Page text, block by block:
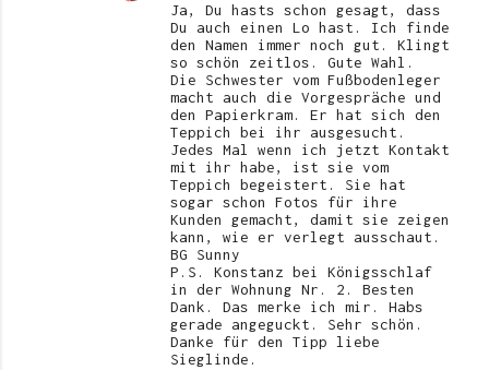
Ja, Du hasts schon gesagt, dass
Du auch einen Lo hast. Ich finde
den Namen immer noch gut. Klingt
so schön zeitlos. Gute Wahl.
Die Schwester vom Fußbodenleger
macht auch die Vorgespräche und
den Papierkram. Er hat sich den
Teppich bei ihr ausgesucht.
Jedes Mal wenn ich jetzt Kontakt
mit ihr habe, ist sie vom
Teppich begeistert. Sie hat
sogar schon Fotos für ihre
Kunden gemacht, damit sie zeigen
kann, wie er verlegt ausschaut.
BG Sunny
P.S. Konstanz bei Königsschlaf
in der Wohnung Nr. 2. Besten
Dank. Das merke ich mir. Habs
gerade angeguckt. Sehr schön.
Danke für den Tipp liebe
Sieglinde.